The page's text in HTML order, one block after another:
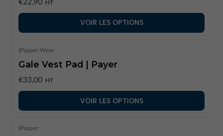
HT
VOIR LES OPTIONS
|Payper Wear
Gale Vest Pad | Payer
€33,00 HT
VOIR LES OPTIONS
|Payper